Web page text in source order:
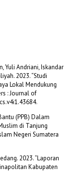
Yuli Andriani, Iskandar
2023. “Studi
Lokal Mendukung
: Journal of
(PPB) Dalam
di Tanjung
Negeri Sumatera
2023. “Laporan
Kabupaten